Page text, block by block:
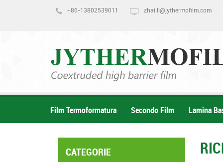
+86-13802539011 zhai.li@jythermofilm.com
Film Termoformatura Secondo Film Lamina
CATEGORIE